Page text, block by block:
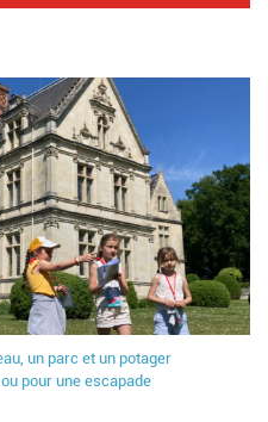
un parc et un potager
pour une escapade